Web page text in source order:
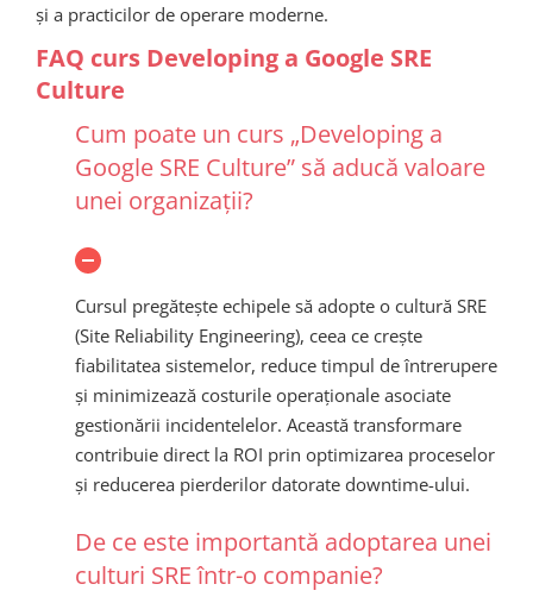
și a practicilor de operare moderne.
FAQ curs Developing a Google SRE
Culture
Cum poate un curs „Developing a
Google SRE Culture” să aducă valoare
unei organizații?
Cursul pregătește echipele să adopte o cultură SRE
(Site Reliability Engineering), ceea ce crește
fiabilitatea sistemelor, reduce timpul de întrerupere
și minimizează costurile operaționale asociate
gestionării incidentelelor. Această transformare
contribuie direct la ROI prin optimizarea proceselor
și reducerea pierderilor datorate downtime-ului.
De ce este importantă adoptarea unei
culturi SRE într-o companie?